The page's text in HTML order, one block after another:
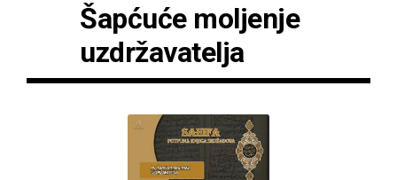
Šapćuće moljenje
uzdržavatelja